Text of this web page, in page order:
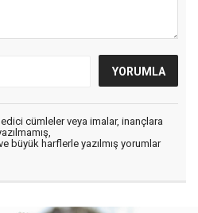
cümleler veya imalar, inançlara
büyük harflerle yazılmış yorumlar